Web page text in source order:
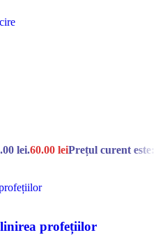
lei.60.00 leiPrețul curent este:
profețiilor